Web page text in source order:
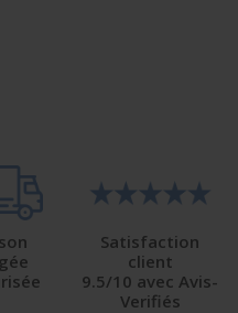
Satisfaction
client
9.5/10 avec Avis-
Verifiés